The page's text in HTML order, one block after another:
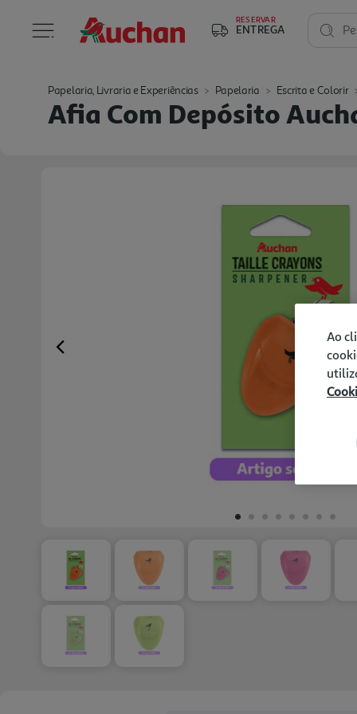
RESERVAR
ENTREGA
Papelaria, Livraria e Experiências Papelaria Escrita e Colorir
Afia Com Depósito
Previous
Ao